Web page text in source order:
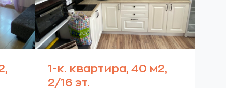
1-к. квартира, 40 м2,
2/16 эт.